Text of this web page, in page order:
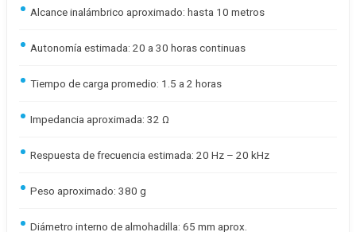
Alcance inalámbrico aproximado: hasta 10 metros
Autonomía estimada: 20 a 30 horas continuas
Tiempo de carga promedio: 1.5 a 2 horas
Impedancia aproximada: 32 Ω
Respuesta de frecuencia estimada: 20 Hz – 20 kHz
Peso aproximado: 380 g
Diámetro interno de almohadilla: 65 mm aprox.